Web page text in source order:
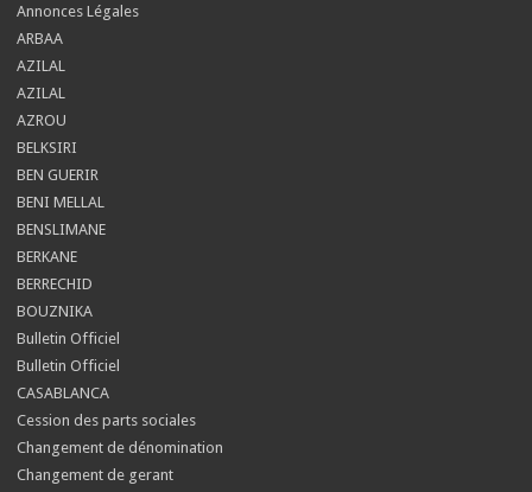
Annonces Légales
ARBAA
AZILAL
AZILAL
AZROU
BELKSIRI
BEN GUERIR
BENI MELLAL
BENSLIMANE
BERKANE
BERRECHID
BOUZNIKA
Bulletin Officiel
Bulletin Officiel
CASABLANCA
Cession des parts sociales
Changement de dénomination
Changement de gerant